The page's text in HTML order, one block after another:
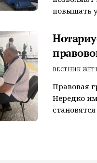
повышать
ВЕСТНИК
Правовая
Нередко